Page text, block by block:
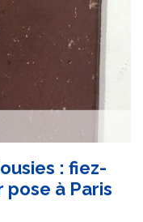
: fiez-
pose à Paris